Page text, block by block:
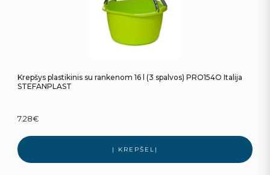
Krepšys plastikinis su rankenom 16 l (3 spalvos) PRO154O Italija
STEFANPLAST
7.28€
Į KREPŠELĮ